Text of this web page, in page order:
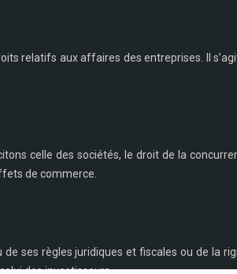
relatifs aux affaires des entreprises. Il
celle des sociétés, le droit de la
de commerce.
ses règles juridiques et fiscales ou de la
des investisseurs.